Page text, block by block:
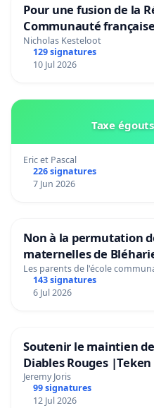
Pour une fusion de la
Communauté
Bruxelles)
Nicholas Kesteloot
129 signatures
10 Jul 2026
Taxe
Eric et Pascal
226 signatures
7 Jun 2026
Non à la permutation
maternelles de
Préservons la stabilité
Les parents de l'école
143 signatures
6 Jul 2026
Soutenir le maintien
Diables Rouges
Rudi Garcia als
Jeremy Joris
99 signatures
12 Jul 2026